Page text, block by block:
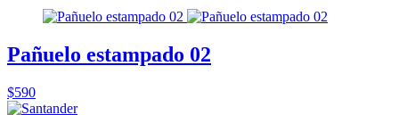
Pañuelo estampado 02
$590